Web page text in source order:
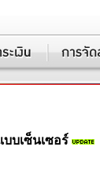
บเซ็นเซอร์